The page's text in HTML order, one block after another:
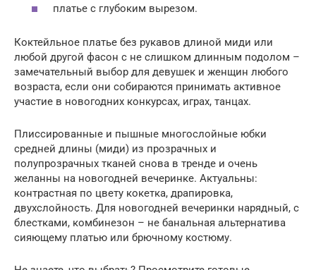
платье с глубоким вырезом.
Коктейльное платье без рукавов длиной миди или
любой другой фасон с не слишком длинным подолом –
замечательный выбор для девушек и женщин любого
возраста, если они собираются принимать активное
участие в новогодних конкурсах, играх, танцах.
Плиссированные и пышные многослойные юбки
средней длины (миди) из прозрачных и
полупрозрачных тканей снова в тренде и очень
желанны на новогодней вечеринке. Актуальны:
контрастная по цвету кокетка, драпировка,
двухслойность. Для новогодней вечеринки нарядный, с
блестками, комбинезон – не банальная альтернатива
сияющему платью или брючному костюму.